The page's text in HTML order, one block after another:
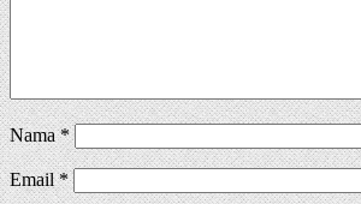
Nama*
Email*